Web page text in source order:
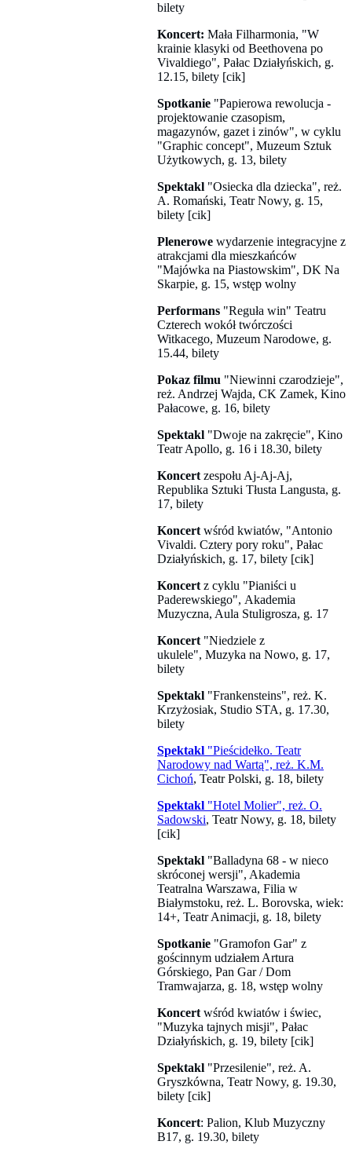
bilety
Koncert: Mała Filharmonia, "W
krainie klasyki od Beethovena po
Vivaldiego", Pałac Działyńskich, g.
12.15, bilety [cik]
Spotkanie "Papierowa rewolucja -
projektowanie czasopism,
magazynów, gazet i zinów", w cyklu
"Graphic concept", Muzeum Sztuk
Użytkowych, g. 13, bilety
Spektakl "Osiecka dla dziecka", reż.
A. Romański, Teatr Nowy, g. 15,
bilety [cik]
Plenerowe wydarzenie integracyjne z
atrakcjami dla mieszkańców
"Majówka na Piastowskim", DK Na
Skarpie, g. 15, wstęp wolny
Performans "Reguła win" Teatru
Czterech wokół twórczości
Witkacego, Muzeum Narodowe, g.
15.44, bilety
Pokaz filmu "Niewinni czarodzieje",
reż. Andrzej Wajda, CK Zamek, Kino
Pałacowe, g. 16, bilety
Spektakl "Dwoje na zakręcie", Kino
Teatr Apollo, g. 16 i 18.30, bilety
Koncert zespołu Aj-Aj-Aj,
Republika Sztuki Tłusta Langusta, g.
17, bilety
Koncert wśród kwiatów, "Antonio
Vivaldi. Cztery pory roku", Pałac
Działyńskich, g. 17, bilety [cik]
Koncert z cyklu "Pianiści u
Paderewskiego", Akademia
Muzyczna, Aula Stuligrosza, g. 17
Koncert "Niedziele z
ukulele", Muzyka na Nowo, g. 17,
bilety
Spektakl "Frankensteins", reż. K.
Krzyżosiak, Studio STA, g. 17.30,
bilety
Spektakl "Pieścidełko. Teatr
Narodowy nad Wartą", reż. K.M.
Cichoń, Teatr Polski, g. 18, bilety
Spektakl "Hotel Molier", reż. O.
Sadowski, Teatr Nowy, g. 18, bilety
[cik]
Spektakl "Balladyna 68 - w nieco
skróconej wersji", Akademia
Teatralna Warszawa, Filia w
Białymstoku, reż. L. Borovska, wiek:
14+, Teatr Animacji, g. 18, bilety
Spotkanie "Gramofon Gar" z
gościnnym udziałem Artura
Górskiego, Pan Gar / Dom
Tramwajarza, g. 18, wstęp wolny
Koncert wśród kwiatów i świec,
"Muzyka tajnych misji", Pałac
Działyńskich, g. 19, bilety [cik]
Spektakl "Przesilenie", reż. A.
Gryszkówna, Teatr Nowy, g. 19.30,
bilety [cik]
Koncert: Palion, Klub Muzyczny
B17, g. 19.30, bilety